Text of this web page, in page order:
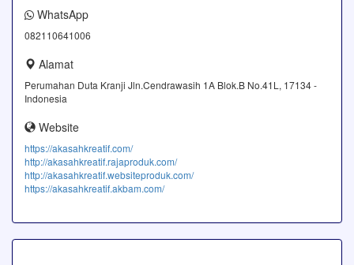
WhatsApp
082110641006
Alamat
Perumahan Duta Kranji Jln.Cendrawasih 1A Blok.B No.41L, 17134 -
Indonesia
Website
https://akasahkreatif.com/
http://akasahkreatif.rajaproduk.com/
http://akasahkreatif.websiteproduk.com/
https://akasahkreatif.akbam.com/